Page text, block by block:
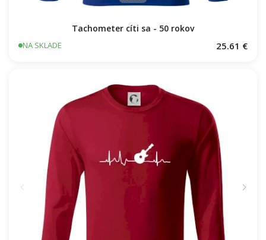
Tachometer cíti sa - 50 rokov
NA SKLADE 25.61 €